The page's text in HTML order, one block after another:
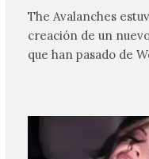
The Avalanches
creación de un
que han pasado de